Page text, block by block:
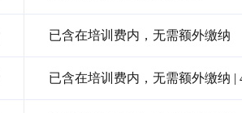
已含在培训费内，无需额外缴纳
已含在培训费内，无需额外缴纳